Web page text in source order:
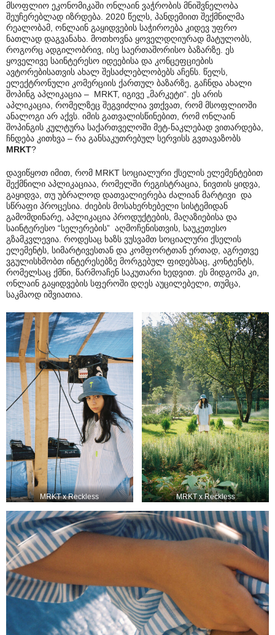
მსოფლიო ეკონომიკაში ონლაინ ვაჭრობის მნიშვნელობა
შეუჩერებლად იზრდება. 2020 წელს, პანდემიით შექმნილმა
რეალობამ, ონლაინ გაყიდვების საჭიროება კიდევ უფრო
ნათლად დაგვანახა. მოთხოვნა ყოველდღიურად მატულობს,
როგორც ადგილობრივ, ისე საერთაშორისო ბაზარზე. ეს
ყოველივე საინტერესო იდეებისა და კონცეფციების
ავტორებისათვის ახალ შესაძლებლობებს აჩენს. წელს,
ელექტრონული კომერციის ქართულ ბაზარზე, გაჩნდა ახალი
შოპინგ აპლიკაცია – MRKT, იგივე „მარკეტი“. ეს არის
აპლიკაცია, რომელზეც შეგვიძლია ვთქვათ, რომ მსოფლიოში
ანალოგი არ აქვს. იმის გათვალისწინებით, რომ ონლაინ
შოპინგის კულტურა საქართველოში მეტ-ნაკლებად ვითარდება,
ჩნდება კითხვა – რა განსაკუთრებულ სერვისს გვთავაზობს
MRKT?
დავიწყოთ იმით, რომ MRKT სოციალური ქსელის ელემენტებით
შექმნილი აპლიკაციაა, რომელში რეგისტრაცია, ნივთის ყიდვა,
გაყიდვა, თუ უბრალოდ დათვალიერება ძალიან მარტივი და
სწრაფი პროცესია. ძიების მოსახერხებელი სისტემიდან
გამომდინარე, აპლიკაცია პროდუქტების, მაღაზიებისა და
საინტერესო “სელერების” აღმოჩენისთვის, საუკეთესო
გზამკვლევია. როდესაც ხაზს ვუსვამთ სოციალური ქსელის
ელემენტს, სიმარტივესთან და კომფორტთან ერთად, აგრეთვე
ვგულისხმობთ ინტერესებზე მორგებულ ფიდებსაც, კონტენტს,
რომელსაც ქმნი, წარმოაჩენ საკუთარი ხედვით. ეს მიდგომა კი,
ონლაინ გაყიდვების სფეროში დღეს აუცილებელი, თუმცა,
საკმაოდ იშვიათია.
MRKT x Reckless MRKT x Reckless